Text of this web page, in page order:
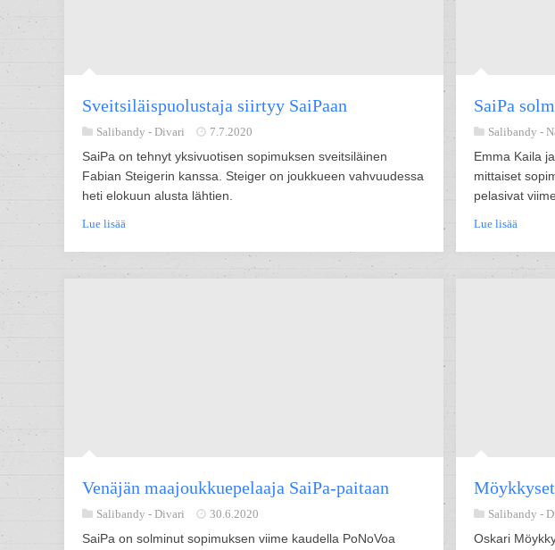
Sveitsiläispuolustaja siirtyy SaiPaan
Salibandy - Divari 7.7.2020
SaiPa on tehnyt yksivuotisen sopimuksen sveitsiläinen
Fabian Steigerin kanssa. Steiger on joukkueen vahvuudessa
heti elokuun alusta lähtien.
Lue lisää
SaiPa
Salibandy -
Emma Kaila
mittaiset
pelasivat
Lue lisää
Venäjän maajoukkuepelaaja SaiPa-paitaan
Salibandy - Divari 30.6.2020
SaiPa on solminut sopimuksen viime kaudella PoNoVoa
Salibandy -
Oskari